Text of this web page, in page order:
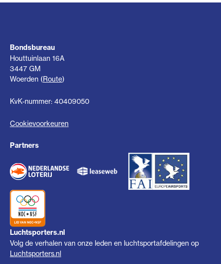
Bondsbureau
Houttuinlaan 16A
3447 GM
Woerden (Route)
KvK-nummer: 40409050
Cookievoorkeuren
Partners
Luchtsporters.nl
Volg de verhalen van onze leden en luchtsportafdelingen op
Luchtsporters.nl